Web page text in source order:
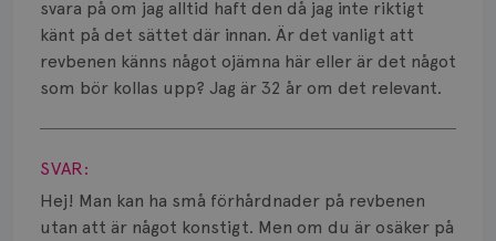
svara på om jag alltid haft den då jag inte riktigt
känt på det sättet där innan. Är det vanligt att
revbenen känns något ojämna här eller är det något
som bör kollas upp? Jag är 32 år om det relevant.
Visa svar
SVAR:
Hej! Man kan ha små förhårdnader på revbenen
utan att är något konstigt. Men om du är osäker på
Typ av bröstcancer
Smärta
Prognos
Risker
Spridd bröstcancer